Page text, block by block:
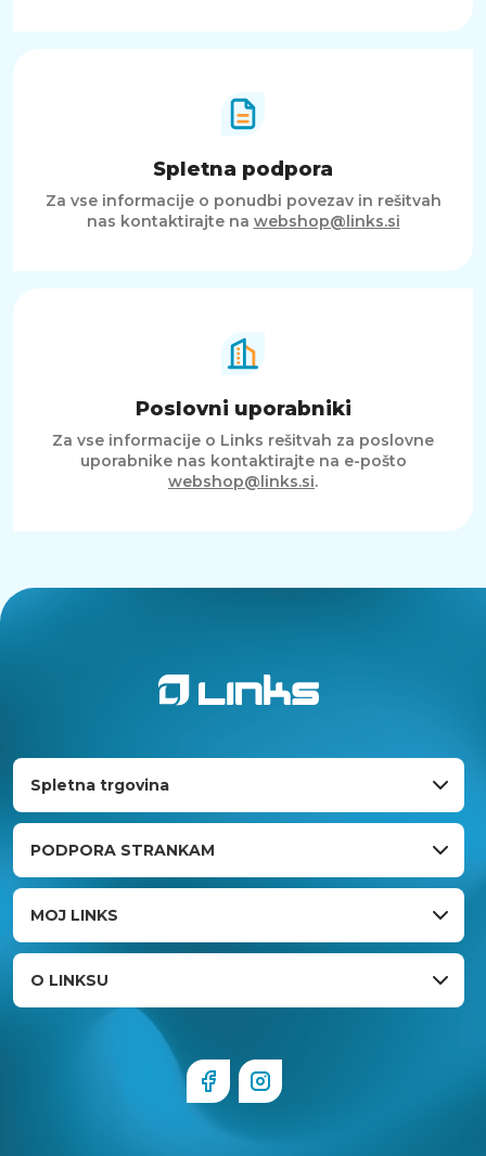
Spletna podpora
Za vse informacije o ponudbi povezav in rešitvah
nas kontaktirajte na webshop@links.si
Poslovni uporabniki
Za vse informacije o Links rešitvah za poslovne
uporabnike nas kontaktirajte na e-pošto
webshop@links.si.
Spletna trgovina
PODPORA STRANKAM
MOJ LINKS
O LINKSU